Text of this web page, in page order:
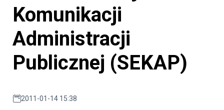
Komunikacji
Administracji
Publicznej (SEKAP)
2011-01-14 15:38